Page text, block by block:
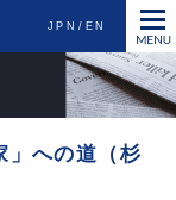
JPN EN
」への道（杉